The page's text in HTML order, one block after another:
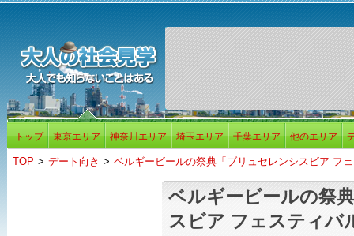
トップ 東京エリア 神奈川エリア 埼玉エリア 千葉エリア 他のエリア
TOP > デート向き > ベルギービールの祭典「ブリュセレンシスビア フ
ベルギービールの祭
スビア フェスティバ